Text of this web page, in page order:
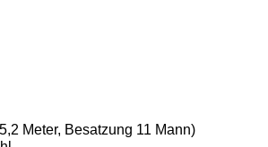
Meter, Besatzung 11 Mann)